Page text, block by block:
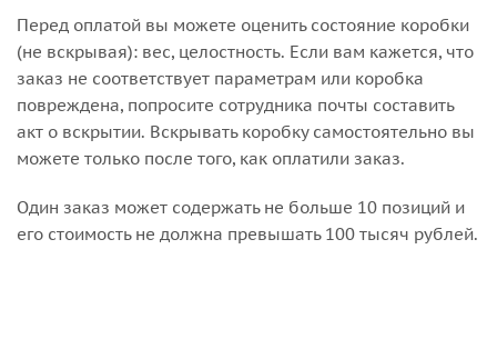
Перед оплатой вы можете оценить состояние коробки
(не вскрывая): вес, целостность. Если вам кажется, что
заказ не соответствует параметрам или коробка
повреждена, попросите сотрудника почты составить
акт о вскрытии. Вскрывать коробку самостоятельно вы
можете только после того, как оплатили заказ.
Один заказ может содержать не больше 10 позиций и
его стоимость не должна превышать 100 тысяч рублей.